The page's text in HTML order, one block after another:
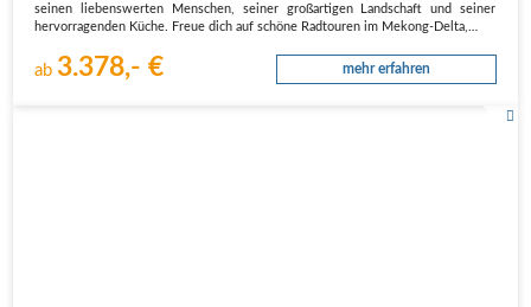
seinen liebenswerten Menschen, seiner großartigen Landschaft und seiner
hervorragenden Küche. Freue dich auf schöne Radtouren im Mekong-Delta,…
ab 3.378,- € mehr erfahren